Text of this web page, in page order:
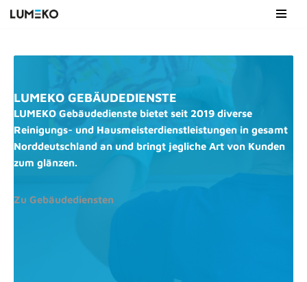
Inhalt
LUMEKO GEBÄUDEDIENSTE
LUMEKO Gebäudedienste bietet seit 2019 diverse
Reinigungs- und Hausmeisterdienstleistungen in gesamt
Norddeutschland an und bringt jegliche Art von Kunden
zum glänzen.
Zu Gebäudediensten